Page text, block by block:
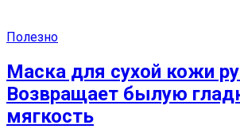
Полезно
Маска для сухой кожи
Возвращает былую
мягкость